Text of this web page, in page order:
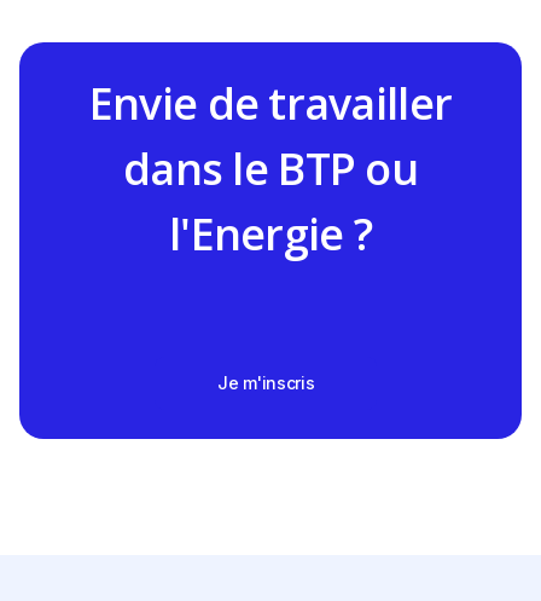
Envie de travailler
dans le BTP ou
l'Energie ?
Je m'inscris